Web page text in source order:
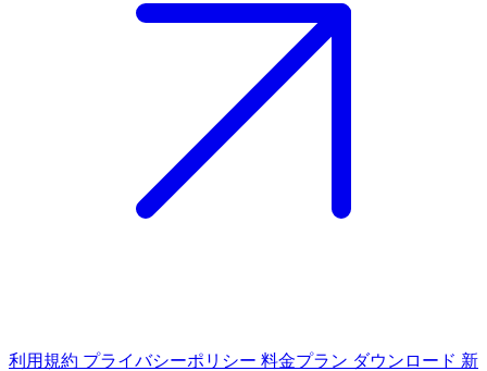
利用規約 プライバシーポリシー 料金プラン ダウンロード 新